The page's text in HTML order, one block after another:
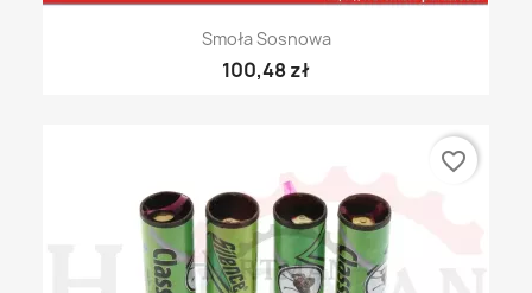
Smoła Sosnowa
100,48 zł
favorite_border